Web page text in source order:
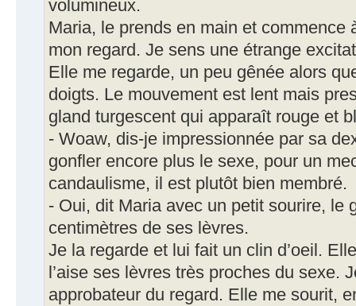
volumineux.
Maria, le prends en main et commence
mon regard. Je sens une étrange
Elle me regarde, un peu gênée alors
doigts. Le mouvement est lent mais
gland turgescent qui apparaît rouge et
- Woaw, dis-je impressionnée par sa
gonfler encore plus le sexe, pour un
candaulisme, il est plutôt bien membré.
- Oui, dit Maria avec un petit sourire, le
centimètres de ses lèvres.
Je la regarde et lui fait un clin d’oeil.
l’aise ses lèvres très proches du sexe.
approbateur du regard. Elle me sourit,